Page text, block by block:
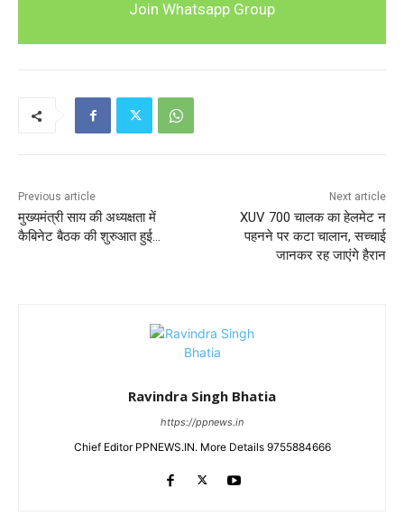
Join Whatsapp Group
Previous article
मुख्यमंत्री साय की अध्यक्षता में
कैबिनेट बैठक की शुरुआत हुई…
Next article
XUV 700 चालक का हेलमेट न
पहनने पर कटा चालान, सच्चाई
जानकर रह जाएंगे हैरान
Ravindra Singh Bhatia
https://ppnews.in
Chief Editor PPNEWS.IN. More Details 9755884666